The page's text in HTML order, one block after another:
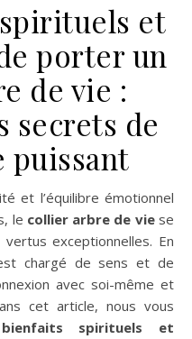
et
porter un
de vie :
secrets de
puissant
le collier arbre de viese
exceptionnelles. En
chargé de sens et de
avec soi-même et
cet article, nous vous
bienfaits spirituels et